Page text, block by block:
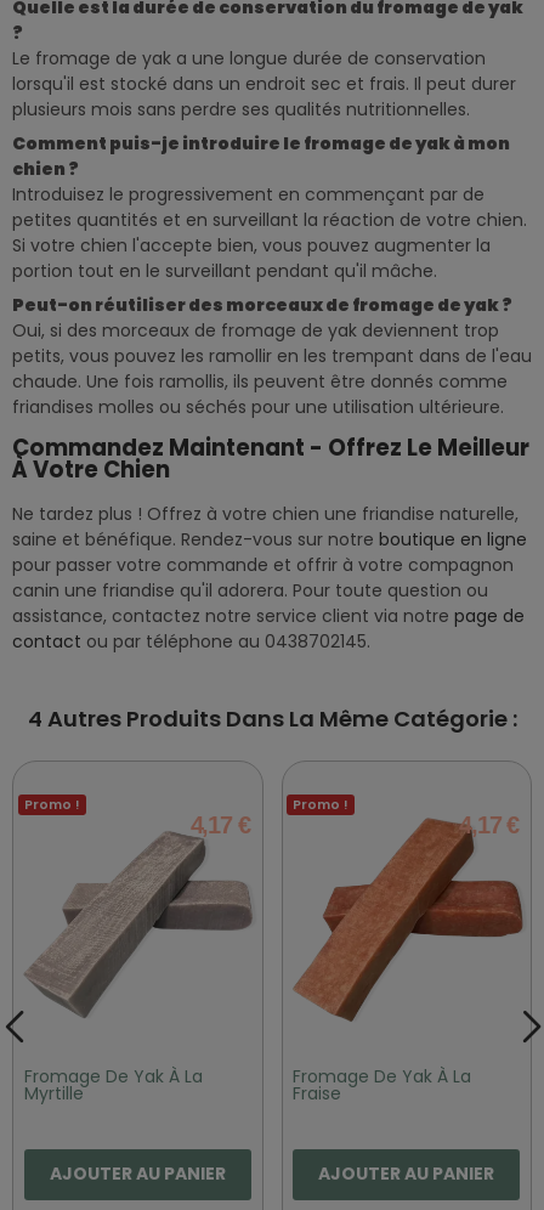
Quelle est la durée de conservation du fromage de yak
?
Le fromage de yak a une longue durée de conservation
lorsqu'il est stocké dans un endroit sec et frais. Il peut durer
plusieurs mois sans perdre ses qualités nutritionnelles.
Comment puis-je introduire le fromage de yak à mon
chien ?
Introduisez le progressivement en commençant par de
petites quantités et en surveillant la réaction de votre chien.
Si votre chien l'accepte bien, vous pouvez augmenter la
portion tout en le surveillant pendant qu'il mâche.
Peut-on réutiliser des morceaux de fromage de yak ?
Oui, si des morceaux de fromage de yak deviennent trop
petits, vous pouvez les ramollir en les trempant dans de l'eau
chaude. Une fois ramollis, ils peuvent être donnés comme
friandises molles ou séchés pour une utilisation ultérieure.
Commandez Maintenant - Offrez Le Meilleur
À Votre Chien
Ne tardez plus ! Offrez à votre chien une friandise naturelle,
saine et bénéfique. Rendez-vous sur notre boutique en ligne
pour passer votre commande et offrir à votre compagnon
canin une friandise qu'il adorera. Pour toute question ou
assistance, contactez notre service client via notre page de
contact ou par téléphone au 0438702145.
4 Autres Produits Dans La Même Catégorie :
Promo !
4,17 €
Fromage De Yak À La
Myrtille
AJOUTER AU PANIER
Promo !
4,17 €
Fromage De Yak À La
Fraise
AJOUTER AU PANIER